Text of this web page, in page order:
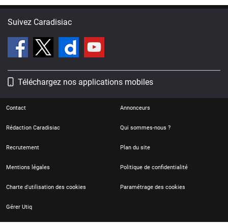
Suivez Caradisiac
Téléchargez nos applications mobiles
Contact Annonceurs
Rédaction Caradisiac Qui sommes-nous ?
Recrutement Plan du site
Mentions légales Politique de confidentialité
Charte d'utilisation des cookies Paramétrage des cookies
Gérer Utiq